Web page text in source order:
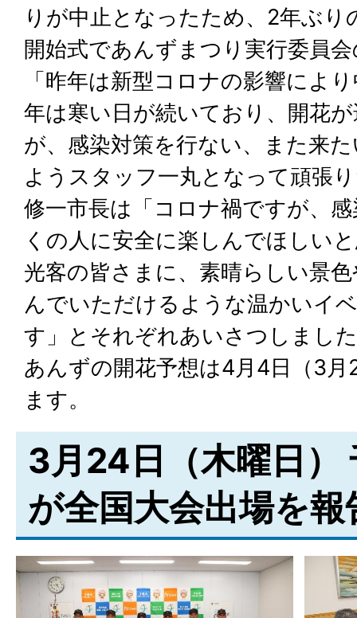
りが中止となったため、2年ぶ
開始式であんずまつり実行委員
「昨年は新型コロナの影響によ
年は寒い日が続いており、開花
が、感染対策を行ない、また来
ようスタッフ一丸となって頑張
修一市長は「コロナ禍ですが、
くの人に安全に楽しんでほしい
光客の皆さまに、素晴らしい景
んでいただけるような温かいイ
す」とそれぞれあいさつしまし
あんずの開花予想は4月4日（3
ます。
3月24日（木曜日）
が全国大会出場を報